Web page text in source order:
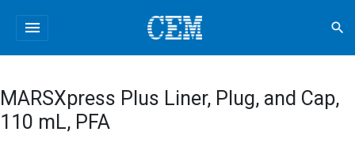
menu search
MARSXpress Plus Liner, Plug, and Cap,
110 mL, PFA